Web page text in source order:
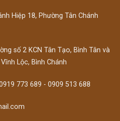
Hiệp 18, Phường Tân Chánh
số 2 KCN Tân Tạo, Bình Tân và
Lộc, Bình Chánh
773 689 - 0909 513 688